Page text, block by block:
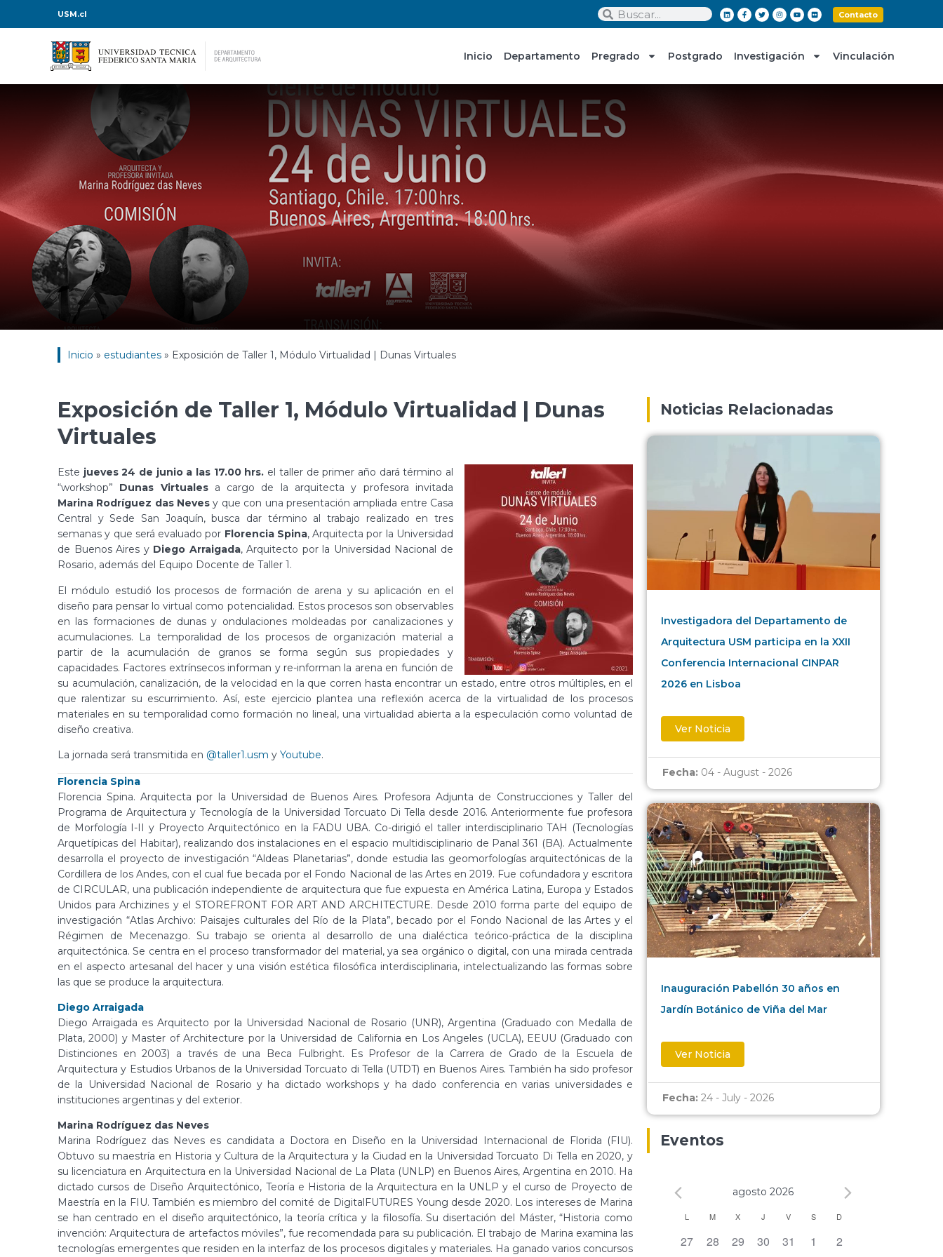
USM.cl Contacto
Inicio Departamento Pregrado Postgrado Investigación Vinculación
Inicio » estudiantes » Exposición de Taller 1, Módulo Virtualidad | Dunas Virtuales
Exposición de Taller 1, Módulo Virtualidad | Dunas
Virtuales
Este jueves 24 de junio a las 17.00 hrs. el taller de primer año dará término al
“workshop” Dunas Virtualesa cargo de la arquitecta y profesora invitada
Marina Rodríguez das Neves y que con una presentación ampliada entre Casa
Central y Sede San Joaquín, busca dar término al trabajo realizado en tres
semanas y que será evaluado por Florencia Spina, Arquitecta por la Universidad
de Buenos Aires y Diego Arraigada, Arquitecto por la Universidad Nacional de
Rosario, además del Equipo Docente de Taller 1.
El módulo estudió los procesos de formación de arena y su aplicación en el
diseño para pensar lo virtual como potencialidad. Estos procesos son observables
en las formaciones de dunas y ondulaciones moldeadas por canalizaciones y
acumulaciones. La temporalidad de los procesos de organización material a
partir de la acumulación de granos se forma según sus propiedades y
capacidades. Factores extrínsecos informan y re-informan la arena en función de
su acumulación, canalización, de la velocidad en la que corren hasta encontrar un estado, entre otros múltiples, en el
que ralentizar su escurrimiento. Así, este ejercicio plantea una reflexión acerca de la virtualidad de los procesos
materiales en su temporalidad como formación no lineal, una virtualidad abierta a la especulación como voluntad de
diseño creativa.
La jornada será transmitida en @taller1.usm y Youtube.
Florencia Spina
Florencia Spina. Arquitecta por la Universidad de Buenos Aires. Profesora Adjunta de Construcciones y Taller del
Programa de Arquitectura y Tecnología de la Universidad Torcuato Di Tella desde 2016. Anteriormente fue profesora
de Morfología I-II y Proyecto Arquitectónico en la FADU UBA. Co-dirigió el taller interdisciplinario TAH (Tecnologías
Arquetípicas del Habitar), realizando dos instalaciones en el espacio multidisciplinario de Panal 361 (BA). Actualmente
desarrolla el proyecto de investigación “Aldeas Planetarias”, donde estudia las geomorfologías arquitectónicas de la
Cordillera de los Andes, con el cual fue becada por el Fondo Nacional de las Artes en 2019. Fue cofundadora y escritora
de CIRCULAR, una publicación independiente de arquitectura que fue expuesta en América Latina, Europa y Estados
Unidos para Archizines y el STOREFRONT FOR ART AND ARCHITECTURE. Desde 2010 forma parte del equipo de
investigación “Atlas Archivo: Paisajes culturales del Río de la Plata”, becado por el Fondo Nacional de las Artes y el
Régimen de Mecenazgo. Su trabajo se orienta al desarrollo de una dialéctica teórico-práctica de la disciplina
arquitectónica. Se centra en el proceso transformador del material, ya sea orgánico o digital, con una mirada centrada
en el aspecto artesanal del hacer y una visión estética filosófica interdisciplinaria, intelectualizando las formas sobre
las que se produce la arquitectura.
Diego Arraigada
Diego Arraigada es Arquitecto por la Universidad Nacional de Rosario (UNR), Argentina (Graduado con Medalla de
Plata, 2000) y Master of Architecture por la Universidad de California en Los Angeles (UCLA), EEUU (Graduado con
Distinciones en 2003) a través de una Beca Fulbright. Es Profesor de la Carrera de Grado de la Escuela de
Arquitectura y Estudios Urbanos de la Universidad Torcuato di Tella (UTDT) en Buenos Aires. También ha sido profesor
de la Universidad Nacional de Rosario y ha dictado workshops y ha dado conferencia en varias universidades e
instituciones argentinas y del exterior.
Marina Rodríguez das Neves
Marina Rodríguez das Neves es candidata a Doctora en Diseño en la Universidad Internacional de Florida (FIU).
Obtuvo su maestría en Historia y Cultura de la Arquitectura y la Ciudad en la Universidad Torcuato Di Tella en 2020, y
su licenciatura en Arquitectura en la Universidad Nacional de La Plata (UNLP) en Buenos Aires, Argentina en 2010. Ha
dictado cursos de Diseño Arquitectónico, Teoría e Historia de la Arquitectura en la UNLP y el curso de Proyecto de
Maestría en la FIU. También es miembro del comité de DigitalFUTURES Young desde 2020. Los intereses de Marina
se han centrado en el diseño arquitectónico, la teoría crítica y la filosofía. Su disertación del Máster, “Historia como
invención: Arquitectura de artefactos móviles”, fue recomendada para su publicación. El trabajo de Marina examina las
tecnologías emergentes que residen en la interfaz de los procesos digitales y materiales. Ha ganado varios concursos
Noticias Relacionadas
Investigadora del Departamento de
Arquitectura USM participa en la XXII
Conferencia Internacional CINPAR
2026 en Lisboa
Ver Noticia
Fecha: 04 - August - 2026
Inauguración Pabellón 30 años en
Jardín Botánico de Viña del Mar
Ver Noticia
Fecha: 24 - July - 2026
Eventos
agosto 2026
Calendario
de
L M X J V S D
0 eventos,
27 0 eventos,
28 0 eventos,
29 0 eventos,
30 0 eventos,
31 0 eventos,
1 0 eventos,
2